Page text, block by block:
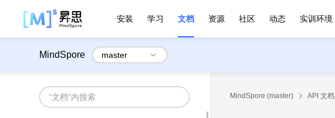
安装 学习 文档 资源 社区 动态 实训环境
MindSpore
MindSpore (master) API 文档